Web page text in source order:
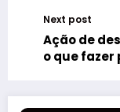
Next post
Ação de
o que fazer